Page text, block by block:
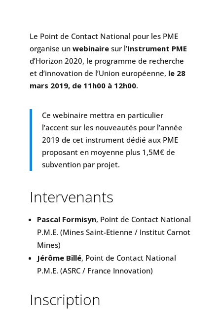
Le Point de Contact National pour les PME
organise un webinairesur l’Instrument PME
d’Horizon 2020, le programme de recherche
et d’innovation de l’Union européenne, le 28
mars 2019, de 11h00 à 12h00.
Ce webinaire mettra en particulier
l’accent sur les nouveautés pour l’année
2019 de cet instrument dédié aux PME
proposant en moyenne plus 1,5M€ de
subvention par projet.
Intervenants
Pascal Formisyn, Point de Contact National
P.M.E. (Mines Saint-Etienne / Institut Carnot
Mines)
Jérôme Billé, Point de Contact National
P.M.E. (ASRC / France Innovation)
Inscription